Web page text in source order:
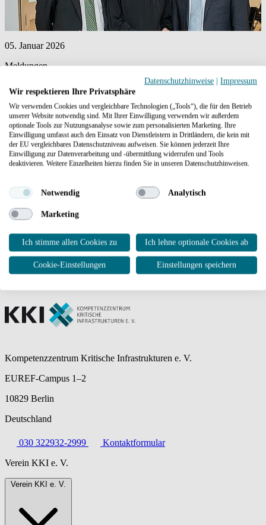
05. Januar 2026
Meldungen
Wechsel in der Geschäftsführung des KKI e.V.
Mit der 13. Fachtagung des KKI e. V. hat Andrej Philippi die
Geschäftsführung des Vereins übernommen.
Kompetenzzentrum Kritische Infrastrukturen e. V.
EUREF-Campus 1–2
10829 Berlin
Deutschland
030 322932-2999
Kontaktformular
Verein KKI e. V.
Verein KKI e. V.
Datenschutzhinweise | Impressum
Wir respektieren Ihre Privatsphäre
Wir verwenden Cookies und vergleichbare Technologien („Tools“), die für den Betrieb
unserer Website notwendig sind. Mit Ihrer Einwilligung verwenden wir außerdem
optionale Tools zur Nutzungsanalyse sowie zum personalisierten Marketing. Ihre
Einwilligung umfasst auch den Einsatz von Dienstleistern in Drittländern, die kein mit
der EU vergleichbares Datenschutzniveau aufweisen. Sie können jederzeit Ihre
Einwilligung zur Datenverarbeitung und -übermittlung widerrufen und Tools
deaktivieren. Weitere Einzelheiten hierzu finden Sie in unseren Datenschutzhinweisen.
Notwendig Analytisch
Marketing
Ich stimme allen Cookies zu Ich lehne optionale Cookies ab
Cookie-Einstellungen Einstellungen speichern